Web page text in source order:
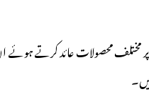
محصولات عائد کرتے ہوئے